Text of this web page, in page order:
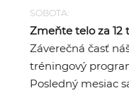
SOBOTA:
Zmeňte telo za 12
Záverečná časť
tréningový
Posledný mesiac